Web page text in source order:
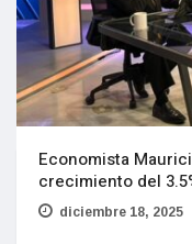
Economista
crecimiento del
diciembre 18, 2025